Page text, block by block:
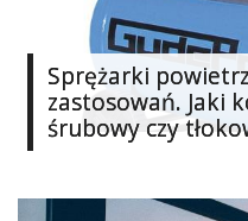
Sprężarki
zastosowań. Jaki
śrubowy czy